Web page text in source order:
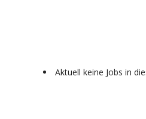
Aktuell keine Jobs in